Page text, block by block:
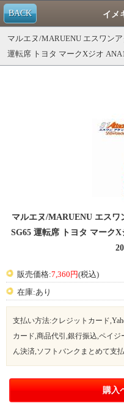
BACK イメ
マルエヌ/MARUENU エスワン
運転席 トヨタ マークXジオ
マルエヌ/MARUENU エスワ
SG65 運転席 トヨタ マークX
販売価格:7,360円(税込)
在庫:あり
支払い方法:クレジットカード
カード,商品代引,銀行振込,ペイ
ん決済,ソフトバンクまとめて支払
購入